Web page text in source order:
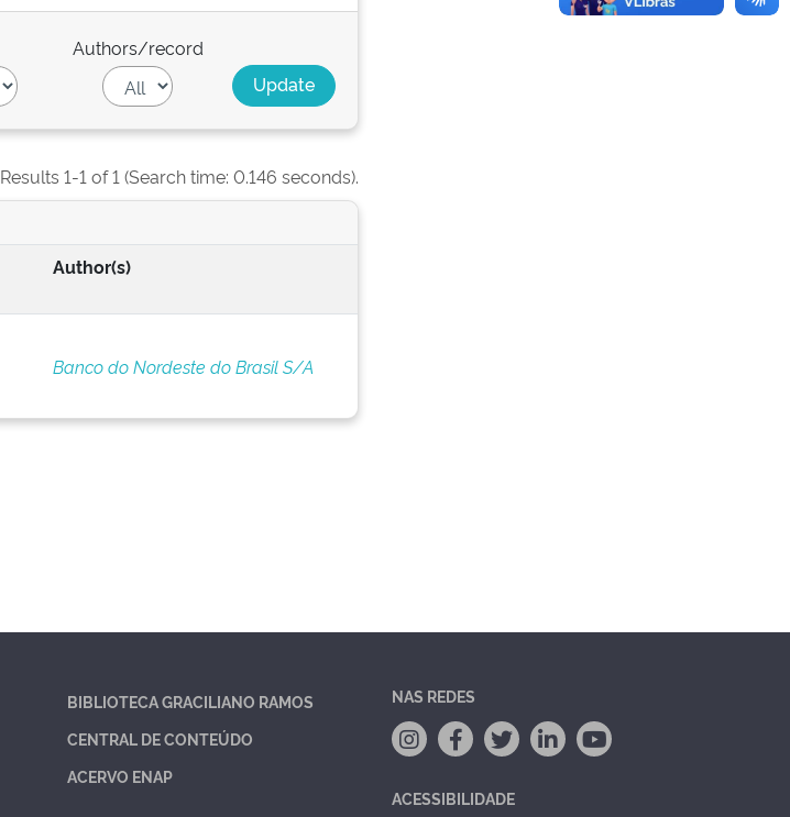
Authors/record
Results 1-1 of 1 (Search time: 0.146 seconds).
Author(s)
Banco do Nordeste do Brasil S/A
BIBLIOTECA GRACILIANO RAMOS
CENTRAL DE CONTEÚDO
ACERVO ENAP
NAS REDES
ACESSIBILIDADE